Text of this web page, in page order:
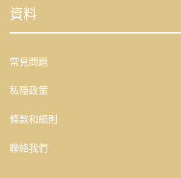
資料
常見問題
私隱政策
條款和細則
聯絡我們